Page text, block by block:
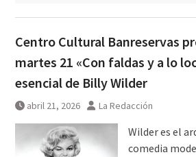
Centro Cultural Banreservas
martes 21 «Con faldas y a lo
esencial de Billy Wilder
abril 21, 2026 La Redacción
Wilder es el
comedia